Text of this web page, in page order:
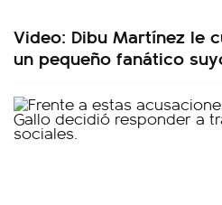
Video: Dibu Martínez le
un pequeño fanático